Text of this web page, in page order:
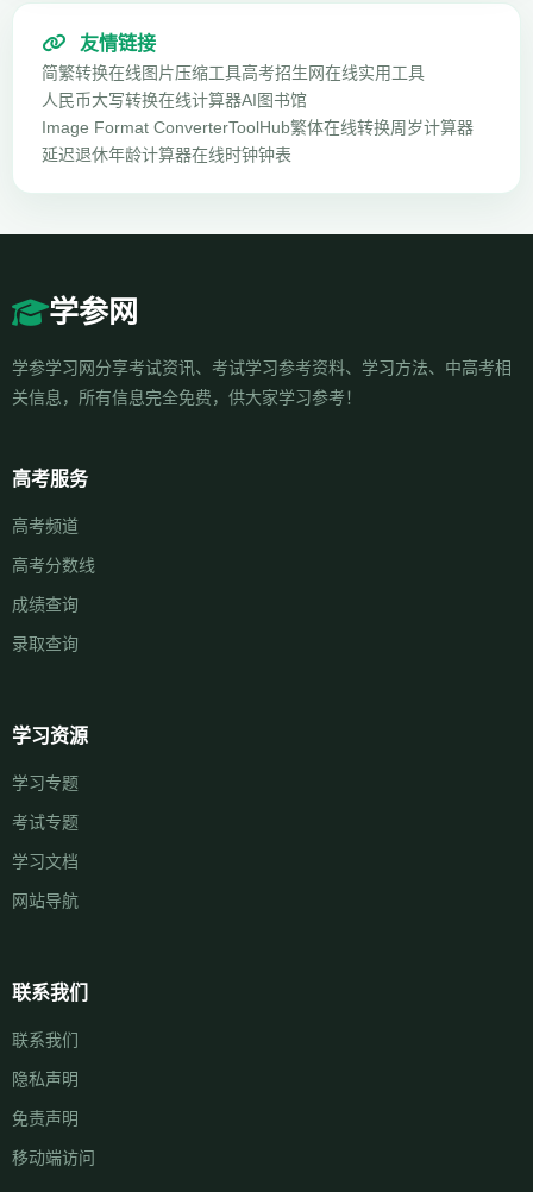
友情链接
简繁转换在线图片压缩工具高考招生网在线实用工具
人民币大写转换在线计算器AI图书馆
Image Format ConverterToolHub繁体在线转换周岁计算器
延迟退休年龄计算器在线时钟钟表
学参网
学参学习网分享考试资讯、考试学习参考资料、学习方法、中高考相
关信息，所有信息完全免费，供大家学习参考！
高考服务
高考频道
高考分数线
成绩查询
录取查询
学习资源
学习专题
考试专题
学习文档
网站导航
联系我们
联系我们
隐私声明
免责声明
移动端访问